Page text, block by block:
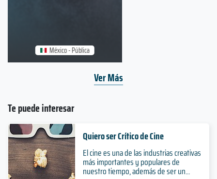
Te puede interesar
Quiero ser Crítico de Cine
El cine es una de las industrias creativas
más importantes y populares de
nuestro tiempo, además de ser un...
México - Pública
Ver Más